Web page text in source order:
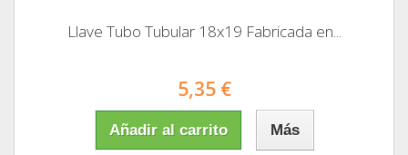
Llave Tubo Tubular 18x19 Fabricada en...
5,35 €
Añadir al carrito Más